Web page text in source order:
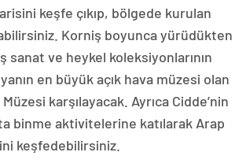
keşfe çıkıp, bölgede kurulan
Korniş boyunca yürüdükten
sanat ve heykel koleksiyonlarının
en büyük açık hava müzesi olan
karşılayacak. Ayrıca Cidde’nin
binme aktivitelerine katılarak Arap
keşfedebilirsiniz.